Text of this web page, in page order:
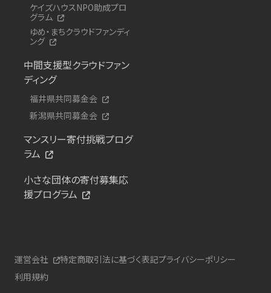
ケイズハウスNPO助成プロ
グラム
ゆめ・まちクラウドファンディ
ング
中間支援型クラウドファン
ディング
福井県共同募金会
新潟県共同募金会
マンスリー寄付挑戦プログ
ラム
小さな団体の寄付募集応
援プログラム
運営会社 特定商取引法に基づく表記プライバシーポリシー
利用規約